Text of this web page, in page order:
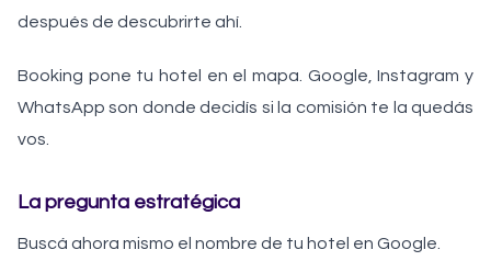
después de descubrirte ahí.
Booking pone tu hotel en el mapa. Google, Instagram y
WhatsApp son donde decidís si la comisión te la quedás
vos.
La pregunta estratégica
Buscá ahora mismo el nombre de tu hotel en Google.